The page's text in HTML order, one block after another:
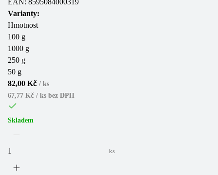
EAN: 8595084000319
Varianty:
Hmotnost
100 g
1000 g
250 g
50 g
82,00 Kč / ks
67,77 Kč / ks bez DPH
Skladem
ks